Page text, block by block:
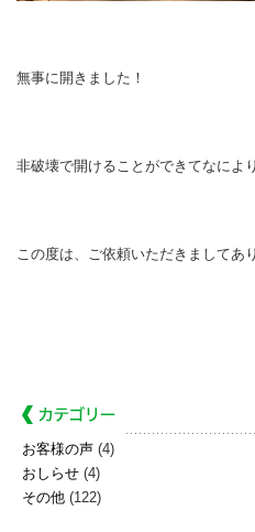
無事に開きました！
非破壊で開けることができてなによ
この度は、ご依頼いただきましてあ
お客様の声 (4)
おしらせ (4)
その他 (122)